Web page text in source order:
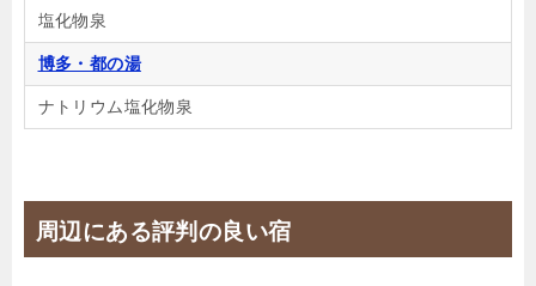
塩化物泉
博多・都の湯
ナトリウム塩化物泉
周辺にある評判の良い宿